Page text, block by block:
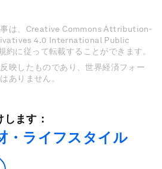
事は、Creative Commons Attribution-
4.0 International Public
に従って転載することができます。
映したものであり、世界経済フォー
ありません。
ます：
・ライフスタイル